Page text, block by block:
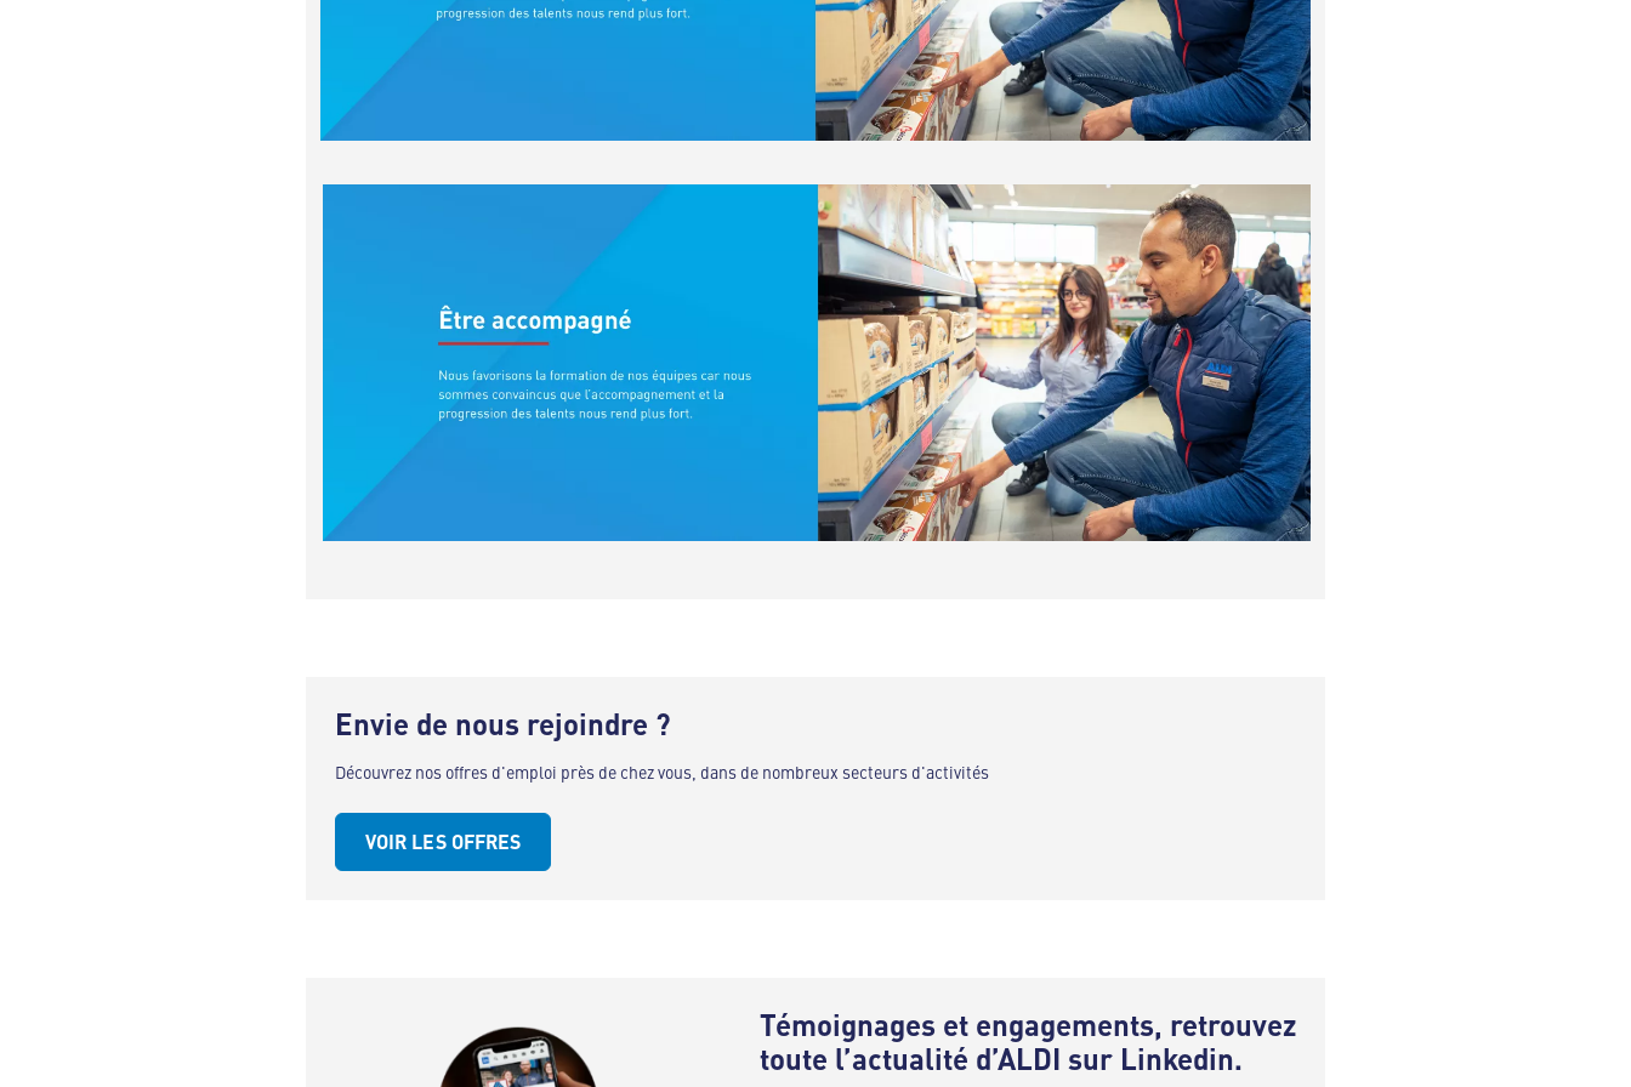
Envie de nous rejoindre ?
Découvrez nos offres d'emploi près de chez vous, dans de nombreux secteurs d'activités
VOIR LES OFFRES
Témoignages et engagements, retrouvez
toute l’actualité d’ALDI sur Linkedin.